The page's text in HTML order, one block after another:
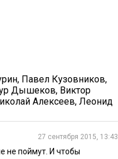
Хольта-Винтерса
, Павел Кузовников,
Дышеков, Виктор
Алексеев, Леонид
27 сентября 2015, 13:43
не поймут. И чтобы